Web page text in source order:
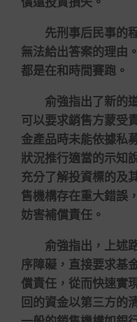
先刑事后民事的程
無法給出答案的理由
都是在和時間賽跑。
俞強指出了新的道
可以要求銷售方蒙受
金產品時未能依據私
狀況推行適當的示知
充分了解投資標的及
售機構存在重大錯誤
妨害補償責任。
俞強指出，上述路
序障礙，直接要求基
償責任，從而快速實
回的資金以第三方的